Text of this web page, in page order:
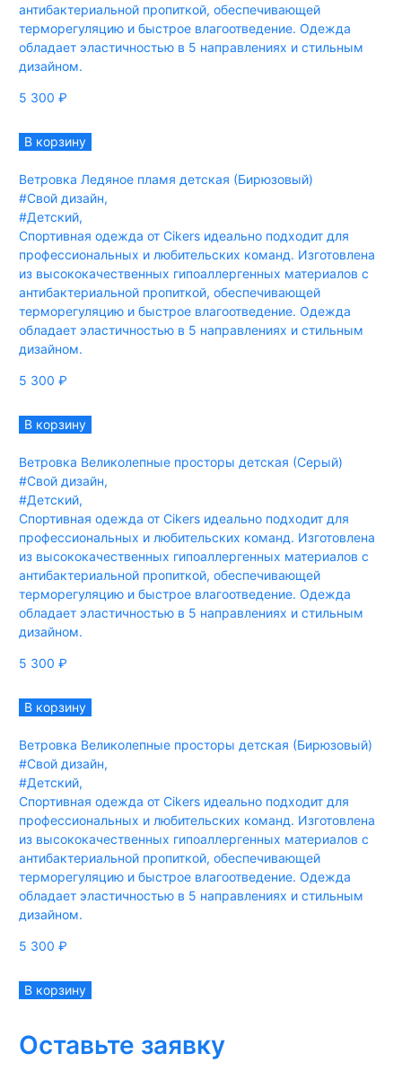
антибактериальной пропиткой, обеспечивающей
терморегуляцию и быстрое влагоотведение. Одежда
обладает эластичностью в 5 направлениях и стильным
дизайном.
5 300 ₽
В корзину
Ветровка Ледяное пламя детская (Бирюзовый)
#Свой дизайн,
#Детский,
Спортивная одежда от Cikers идеально подходит для
профессиональных и любительских команд. Изготовлена
из высококачественных гипоаллергенных материалов с
антибактериальной пропиткой, обеспечивающей
терморегуляцию и быстрое влагоотведение. Одежда
обладает эластичностью в 5 направлениях и стильным
дизайном.
5 300 ₽
В корзину
Ветровка Великолепные просторы детская (Серый)
#Свой дизайн,
#Детский,
Спортивная одежда от Cikers идеально подходит для
профессиональных и любительских команд. Изготовлена
из высококачественных гипоаллергенных материалов с
антибактериальной пропиткой, обеспечивающей
терморегуляцию и быстрое влагоотведение. Одежда
обладает эластичностью в 5 направлениях и стильным
дизайном.
5 300 ₽
В корзину
Ветровка Великолепные просторы детская (Бирюзовый)
#Свой дизайн,
#Детский,
Спортивная одежда от Cikers идеально подходит для
профессиональных и любительских команд. Изготовлена
из высококачественных гипоаллергенных материалов с
антибактериальной пропиткой, обеспечивающей
терморегуляцию и быстрое влагоотведение. Одежда
обладает эластичностью в 5 направлениях и стильным
дизайном.
5 300 ₽
В корзину
Оставьте заявку